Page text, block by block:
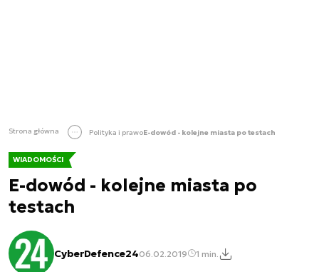
Strona główna Polityka i prawoE-dowód - kolejne miasta po testach
WIADOMOŚCI
E-dowód - kolejne miasta po
testach
CyberDefence2406.02.2019 1 min.